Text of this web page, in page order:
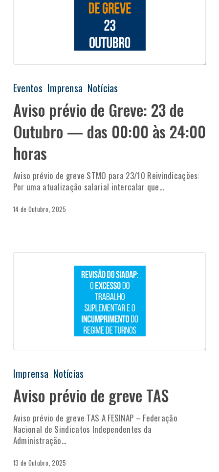
Eventos Imprensa Notícias
Aviso prévio de Greve: 23 de
Outubro — das 00:00 às 24:00
horas
Aviso prévio de greve STMO para 23/10 Reivindicações:
Por uma atualização salarial intercalar que…
14 de Outubro, 2025
Imprensa Notícias
Aviso prévio de greve TAS
Aviso prévio de greve TAS A FESINAP – Federação
Nacional de Sindicatos Independentes da
Administração…
13 de Outubro, 2025